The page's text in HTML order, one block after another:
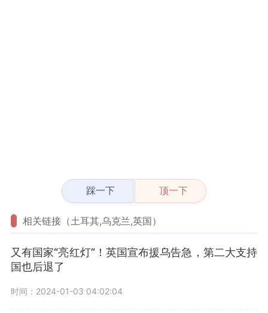
踩一下 顶一下
相关链接（土耳其,乌克兰,英国）
又有国家“亮红灯”！英国宣布援乌告急，第二大支持
国也后退了
时间：2024-01-03 04:02:04